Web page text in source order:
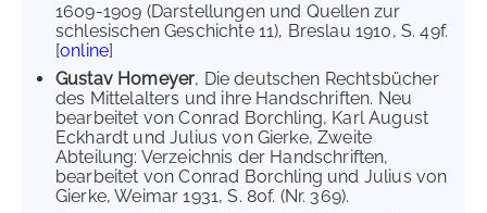
1609-1909 (Darstellungen und Quellen zur
schlesischen Geschichte 11), Breslau 1910, S. 49f.
[online]
Gustav Homeyer, Die deutschen Rechtsbücher
des Mittelalters und ihre Handschriften. Neu
bearbeitet von Conrad Borchling, Karl August
Eckhardt und Julius von Gierke, Zweite
Abteilung: Verzeichnis der Handschriften,
bearbeitet von Conrad Borchling und Julius von
Gierke, Weimar 1931, S. 80f. (Nr. 369).